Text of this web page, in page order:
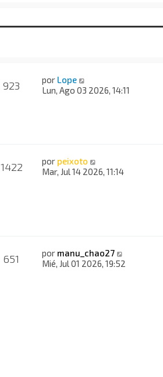
923 por Lope
Lun, Ago 03 2026, 14:11
1422 por peixoto
Mar, Jul 14 2026, 11:14
651 por manu_chao27
Mié, Jul 01 2026, 19:52